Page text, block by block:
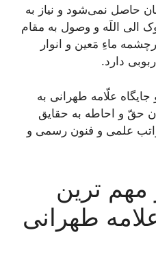
حاصل نمی‌‏شود و نياز به
الى اللَه و وصول به مقام
ماءِ مَعين و انوار
دارد.
علّامه طهرانى به
حقّ و احاطه به حقایق
علمى و فنون رسمى و
مهم ترین
طهرانی